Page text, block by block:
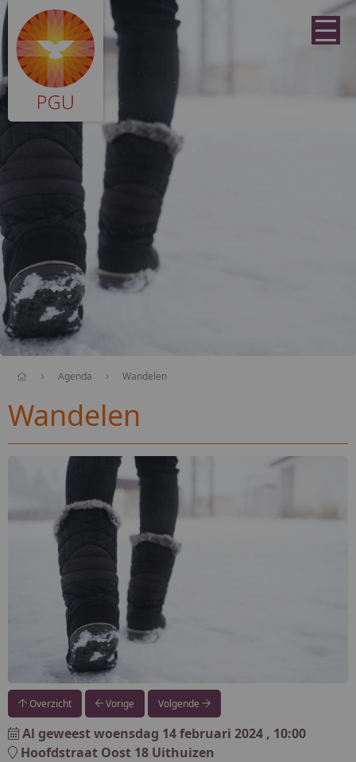
Agenda Wandelen
Wandelen
Overzicht Vorige Volgende
Al geweestwoensdag 14 februari 2024 , 10:00
Hoofdstraat Oost 18 Uithuizen